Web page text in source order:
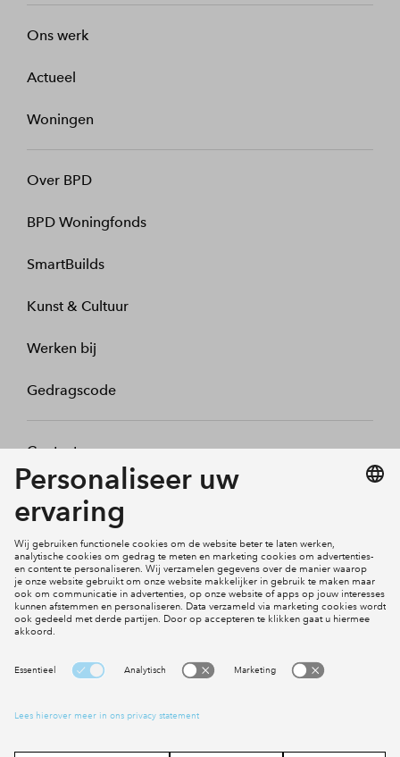
Ons werk
Actueel
Woningen
Over BPD
BPD Woningfonds
SmartBuilds
Kunst & Cultuur
Werken bij
Gedragscode
Contact
Mijn profiel
Social Media
Cookies